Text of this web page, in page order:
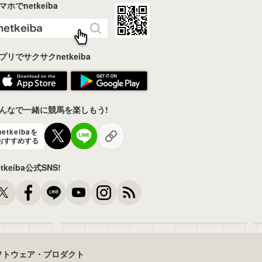
ホでnetkeiba
リでサクサクnetkeiba
なで一緒に競馬を楽しもう!
を
すすめする
公式SNS!
ウェア・プロダクト